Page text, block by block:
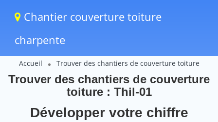
Chantier couverture toiture
charpente
Accueil Trouver des chantiers de couverture toiture
Trouver des chantiers de couverture
toiture : Thil-01
Développer votre chiffre